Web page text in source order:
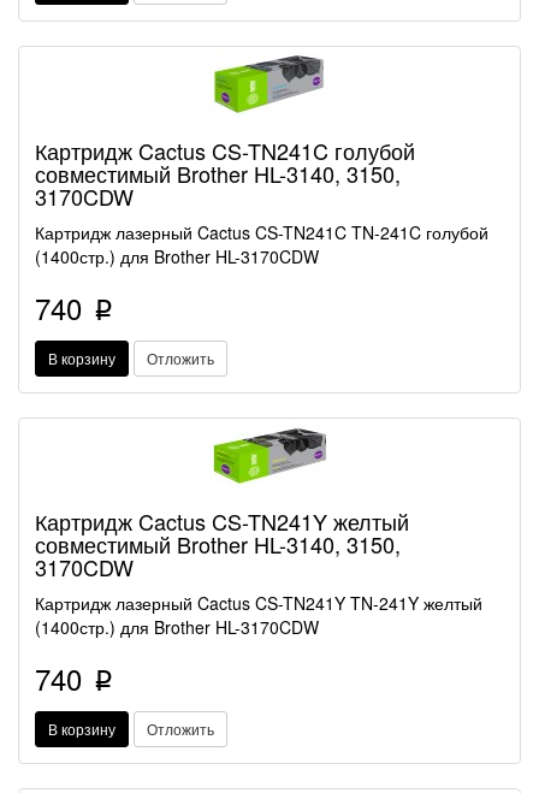
Картридж Cactus CS-TN241C голубой
совместимый Brother HL-3140, 3150,
3170CDW
Картридж лазерный Cactus CS-TN241C TN-241C голубой
(1400стр.) для Brother HL-3170CDW
740 p
В корзину Отложить
Картридж Cactus CS-TN241Y желтый
совместимый Brother HL-3140, 3150,
3170CDW
Картридж лазерный Cactus CS-TN241Y TN-241Y желтый
(1400стр.) для Brother HL-3170CDW
740 p
В корзину Отложить